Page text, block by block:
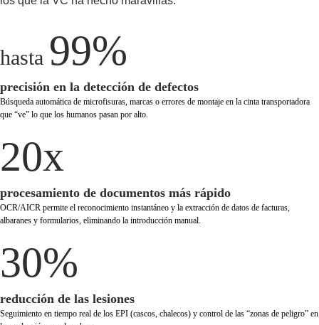
hasta 99%
precisión en la detección de defectos
Búsqueda automática de microfisuras, marcas o errores de montaje en la cinta transportadora
que “ve” lo que los humanos pasan por alto.
20x
procesamiento de documentos más rápido
OCR/AICR permite el reconocimiento instantáneo y la extracción de datos de facturas,
albaranes y formularios, eliminando la introducción manual.
30%
reducción de las lesiones
Seguimiento en tiempo real de los EPI (cascos, chalecos) y control de las “zonas de peligro” en